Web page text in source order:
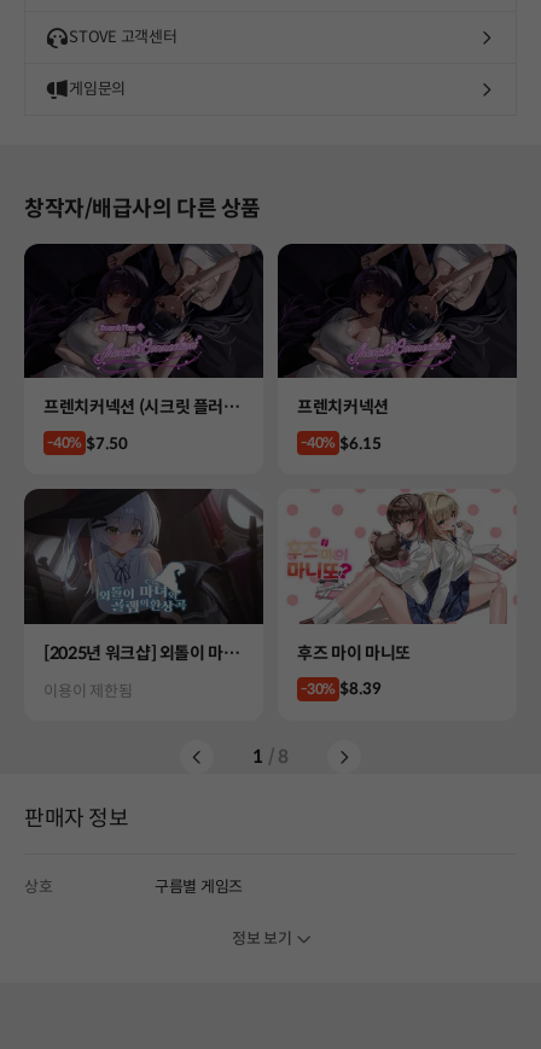
STOVE 고객센터
게임문의
창작자/배급사의 다른 상품
Product
프렌치커넥션 (시크릿 플러
스)
-40% Price
$7.50
Product
프렌치커넥션
-40% Price
$6.15
Product
[2025년 워크샵] 외톨이 마녀
Status
이용이 제한됨
Product
후즈 마이 마니또
-30% Price
$8.39
1 / 8
판매자 정보
상호 구름별 게임즈
정보 보기